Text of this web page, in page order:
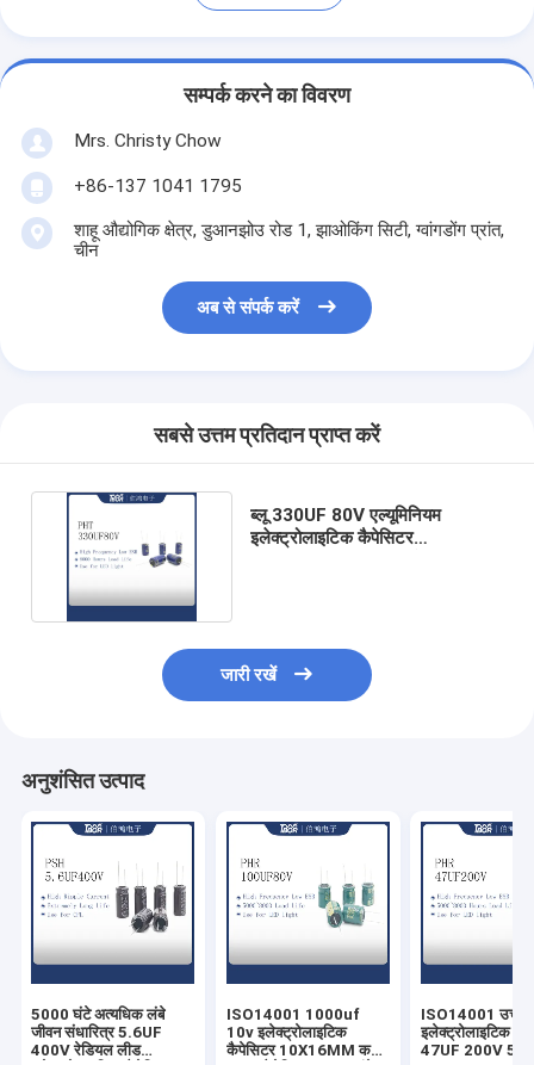
सम्पर्क करने का विवरण
Mrs. Christy Chow
+86-137 1041 1795
शाहू औद्योगिक क्षेत्र, डुआनझोउ रोड 1, झाओकिंग सिटी, ग्वांगडोंग प्रांत,
चीन
अब से संपर्क करें
सबसे उत्तम प्रतिदान प्राप्त करें
ब्लू 330UF 80V एल्यूमिनियम
इलेक्ट्रोलाइटिक कैपेसिटर
जारी रखें
अनुशंसित उत्पाद
5000 घंटे अत्यधिक लंबे
जीवन संधारित्र 5.6UF
400V रेडियल लीड
ISO14001 1000uf
10v इलेक्ट्रोलाइटिक
कैपेसिटर 10X16MM कम
ISO14001 उच्च
इलेक्ट्रोलाइटिक
47UF 200V